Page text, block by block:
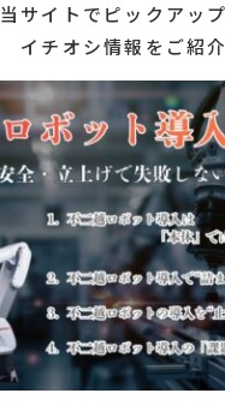
当サイトでピックアッ
イチオシ情報をご紹介